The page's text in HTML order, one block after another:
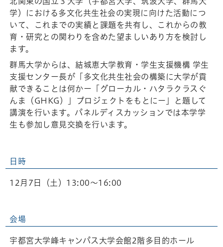
学）における多文化共生社会の実現に向けた活動につ
いて、これまでの実績と課題を共有し、これからの教
育・研究との関わりを含めた望ましいあり方を検討し
ます。
群馬大学からは、結城恵大学教育・学生支援機構 学生
支援センター長が「多文化共生社会の構築に大学が貢
献できることは何かー「グローカル・ハタラクラスぐ
んま（GHKG）」プロジェクトをもとにー」と題して
講演を行います。パネルディスカッションでは本学学
生も参加し意見交換を行います。
日時
12月7日（土）13:00～16:00
会場
宇都宮大学峰キャンパス大学会館2階多目的ホール